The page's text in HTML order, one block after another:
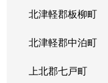
北津軽郡板柳町
北津軽郡中泊町
上北郡七戸町